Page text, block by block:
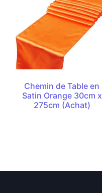
Chemin de Table en
Satin Orange 30cm x
275cm (Achat)